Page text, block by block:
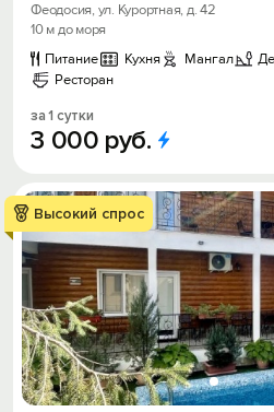
Феодосия, ул. Курортная, д. 42
10 м до моря
Питание
Кухня Мангал
Ресторан
за 1 сутки
3 000 руб.
Высокий спрос